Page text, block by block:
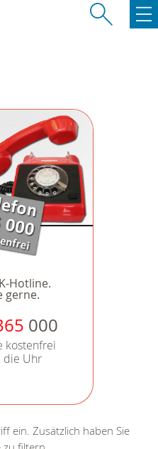
Hotline.
gerne.
000
kostenfrei
die Uhr
ein. Zusätzlich haben Sie